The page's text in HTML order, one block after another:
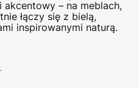
– na meblach,
łączy się z bielą,
inspirowanymi naturą.